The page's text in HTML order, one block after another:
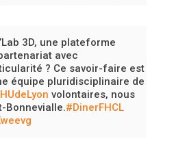
3D, une plateforme
avec
? Ce savoir-faire est
équipe pluridisciplinaire de
volontaires, nous
Bonnevialle.#DinerFHCL